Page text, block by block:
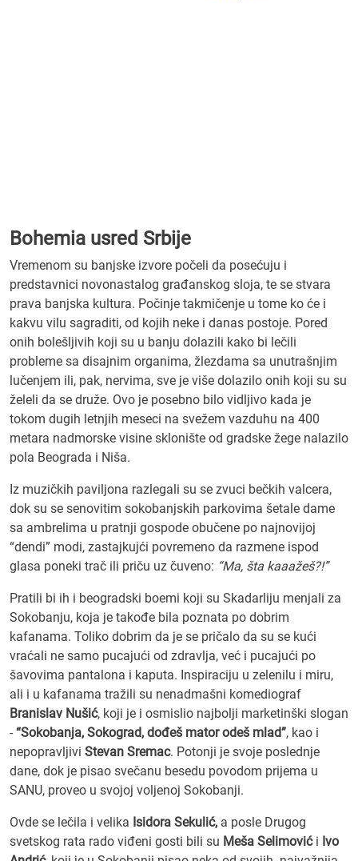
Bohemia usred Srbije
Vremenom su banjske izvore počeli da posećuju i
predstavnici novonastalog građanskog sloja, te se stvara
prava banjska kultura. Počinje takmičenje u tome ko će i
kakvu vilu sagraditi, od kojih neke i danas postoje. Pored
onih bolešljivih koji su u banju dolazili kako bi lečili
probleme sa disajnim organima, žlezdama sa unutrašnjim
lučenjem ili, pak, nervima, sve je više dolazilo onih koji su su
želeli da se druže. Ovo je posebno bilo vidljivo kada je
tokom dugih letnjih meseci na svežem vazduhu na 400
metara nadmorske visine sklonište od gradske žege nalazilo
pola Beograda i Niša.
Iz muzičkih paviljona razlegali su se zvuci bečkih valcera,
dok su se senovitim sokobanjskih parkovima šetale dame
sa ambrelima u pratnji gospode obučene po najnovijoj
“dendi” modi, zastajkujći povremeno da razmene ispod
glasa poneki trač ili priču uz čuveno: “Ma, šta kaaažeš?!”
Pratili bi ih i beogradski boemi koji su Skadarliju menjali za
Sokobanju, koja je takođe bila poznata po dobrim
kafanama. Toliko dobrim da je se pričalo da su se kući
vraćali ne samo pucajući od zdravlja, već i pucajući po
šavovima pantalona i kaputa. Inspiraciju u zelenilu i miru,
ali i u kafanama tražili su nenadmašni komediograf
Branislav Nušić, koji je i osmislio najbolji marketinški slogan
- “Sokobanja, Sokograd, dođeš mator odeš mlad”, kao i
nepopravljivi Stevan Sremac. Potonji je svoje poslednje
dane, dok je pisao svečanu besedu povodom prijema u
SANU, proveo u svojoj voljenoj Sokobanji.
Ovde se lečila i velika Isidora Sekulić, a posle Drugog
svetskog rata rado viđeni gosti bili su Meša Selimovići Ivo